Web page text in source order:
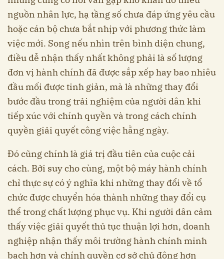
nguồn nhân lực, hạ tầng số chưa đáp ứng yêu cầu
hoặc cán bộ chưa bắt nhịp với phương thức làm
việc mới. Song nếu nhìn trên bình diện chung,
điều dễ nhận thấy nhất không phải là số lượng
đơn vị hành chính đã được sắp xếp hay bao nhiêu
đầu mối được tinh giản, mà là những thay đổi
bước đầu trong trải nghiệm của người dân khi
tiếp xúc với chính quyền và trong cách chính
quyền giải quyết công việc hằng ngày.
Đó cũng chính là giá trị đầu tiên của cuộc cải
cách. Bởi suy cho cùng, một bộ máy hành chính
chỉ thực sự có ý nghĩa khi những thay đổi về tổ
chức được chuyển hóa thành những thay đổi cụ
thể trong chất lượng phục vụ. Khi người dân cảm
thấy việc giải quyết thủ tục thuận lợi hơn, doanh
nghiệp nhận thấy môi trường hành chính minh
bạch hơn và chính quyền cơ sở chủ động hơn